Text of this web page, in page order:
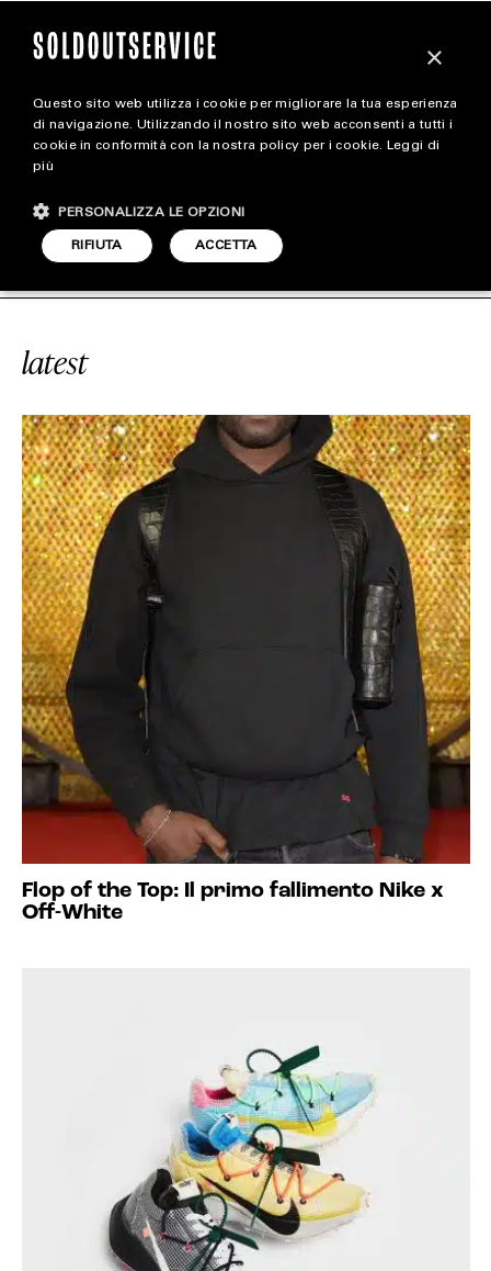
magazine
STYLE
FOOTWEAR
#VAPOR STREET
latest
Flop of the Top: Il primo fallimento Nike x
Off-White
×
Questo sito web utilizza i cookie per migliorare la tua esperienza
di navigazione. Utilizzando il nostro sito web acconsenti a tutti i
cookie in conformità con la nostra policy per i cookie. Leggi di
più
ACCETTA
RIFIUTA
PERSONALIZZA LE OPZIONI